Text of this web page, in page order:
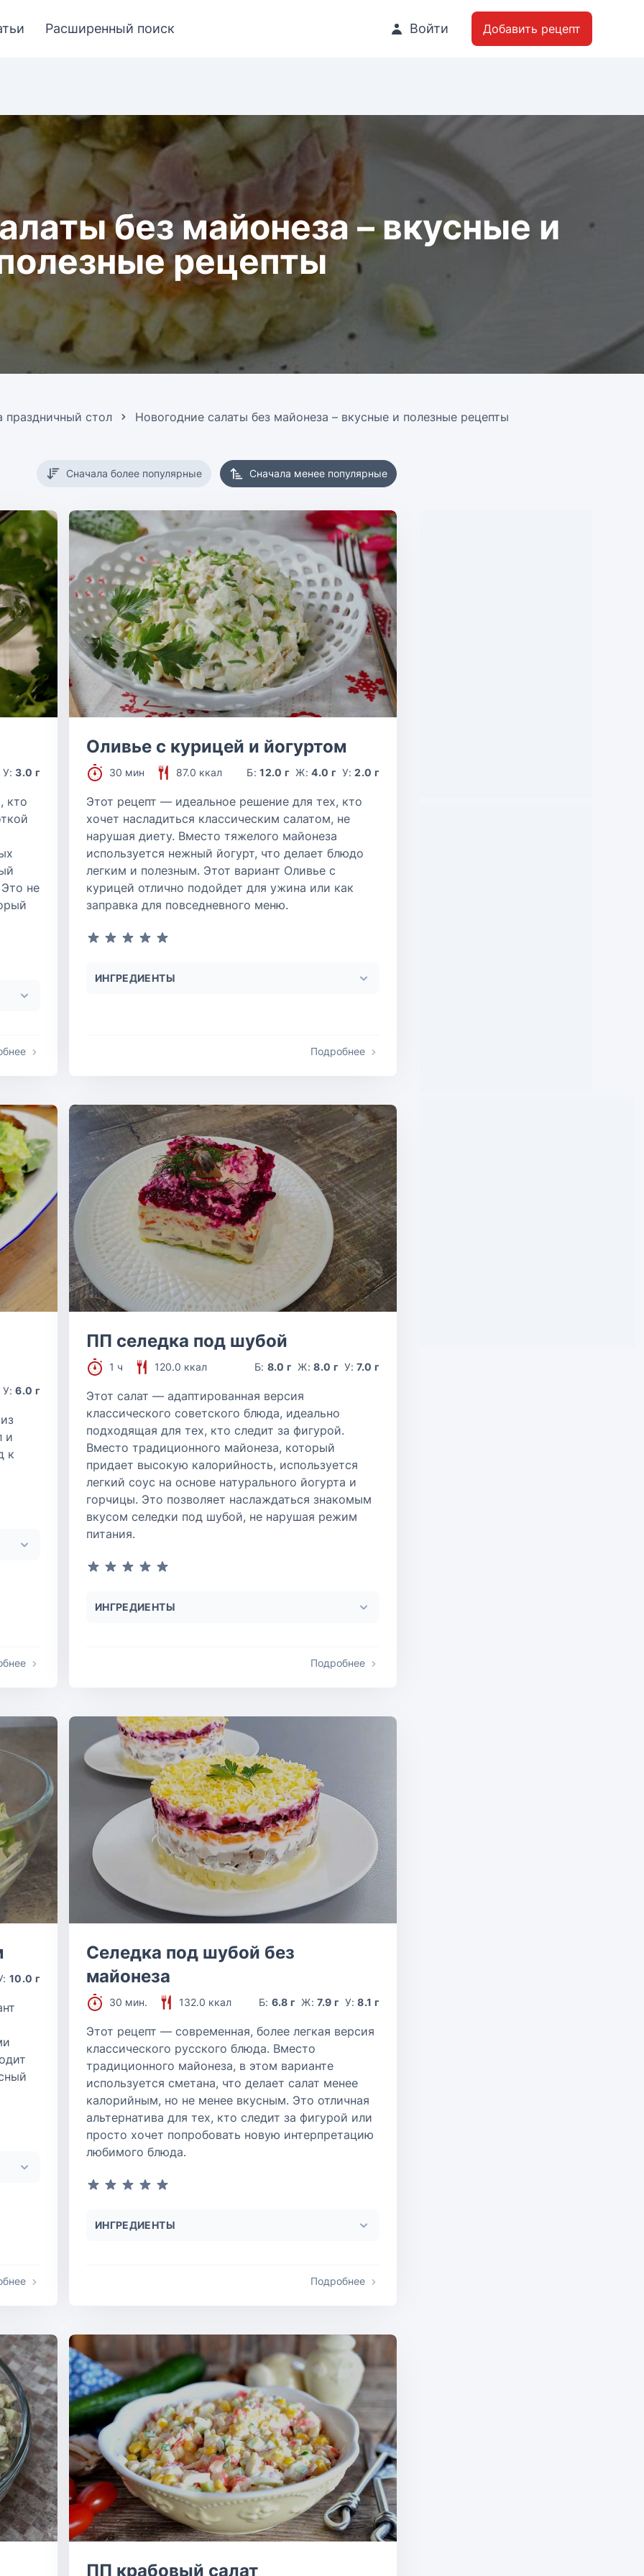
Расширенный поиск Войти Добавить рецепт
без майонеза – вкусные и
рецепты
праздничный стол Новогодние салаты без майонеза – вкусные и полезные рецепты
Сначала более популярные Сначала менее популярные
У:3.0 г
кто
не
Оливье с курицей и йогуртом
30 мин 87.0 ккал Б:12.0 г Ж:4.0 г У:2.0 г
Этот рецепт — идеальное решение для тех, кто
хочет насладиться классическим салатом, не
нарушая диету. Вместо тяжелого майонеза
используется нежный йогурт, что делает блюдо
легким и полезным. Этот вариант Оливье с
курицей отлично подойдет для ужина или как
заправка для повседневного меню.
ИНГРЕДИЕНТЫ
Подробнее
У:6.0 г
и
к
ПП селедка под шубой
1 ч 120.0 ккал Б: 8.0 г Ж:8.0 г У:7.0 г
Этот салат — адаптированная версия
классического советского блюда, идеально
подходящая для тех, кто следит за фигурой.
Вместо традиционного майонеза, который
придает высокую калорийность, используется
легкий соус на основе натурального йогурта и
горчицы. Это позволяет наслаждаться знакомым
вкусом селедки под шубой, не нарушая режим
питания.
ИНГРЕДИЕНТЫ
Подробнее
10.0 г
Селедка под шубой без
майонеза
30 мин. 132.0 ккал Б: 6.8 г Ж:7.9 г У:8.1 г
Этот рецепт — современная, более легкая версия
классического русского блюда. Вместо
традиционного майонеза, в этом варианте
используется сметана, что делает салат менее
калорийным, но не менее вкусным. Это отличная
альтернатива для тех, кто следит за фигурой или
просто хочет попробовать новую интерпретацию
любимого блюда.
ИНГРЕДИЕНТЫ
Подробнее
ПП крабовый салат